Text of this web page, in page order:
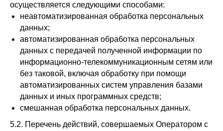
осуществляется следующими способами:
неавтоматизированная обработка персональных
данных;
автоматизированная обработка персональных
данных с передачей полученной информации по
информационно-телекоммуникационным сетям или
без таковой, включая обработку при помощи
автоматизированных систем управления базами
данных и иных программных средств;
смешанная обработка персональных данных.
5.2. Перечень действий, совершаемых Оператором с